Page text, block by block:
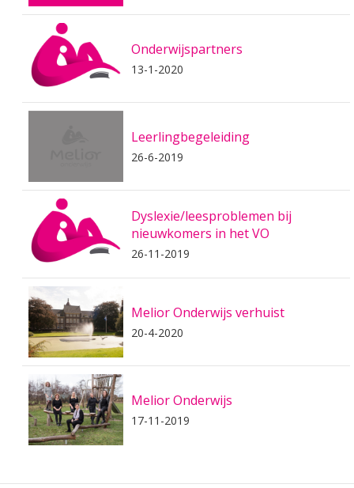
Onderwijspartners
13-1-2020
Leerlingbegeleiding
26-6-2019
Dyslexie/leesproblemen bij
nieuwkomers in het VO
26-11-2019
Melior Onderwijs verhuist
20-4-2020
Melior Onderwijs
17-11-2019